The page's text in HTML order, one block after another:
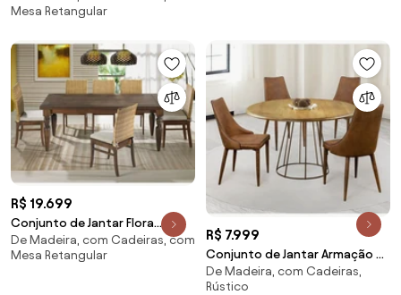
Schein -
Mesa Retangular
R$ 19.699
Conjunto de Jantar Flora
Madeira Maciça e Cadeiras Lille
- 2,40 x 1,10 - 8 Cadeiras
De Madeira, com Cadeiras, com
Mesa Retangular
R$ 7.999
Conjunto de Jantar Armação 4
Cadeiras
De Madeira, com Cadeiras,
Rústico